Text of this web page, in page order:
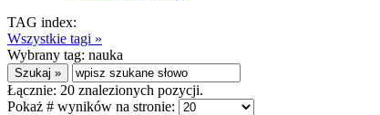
TAG index:
Wszystkie tagi »
Wybrany tag: nauka
Łącznie: 20 znalezionych pozycji.
Pokaż # wyników na stronie: